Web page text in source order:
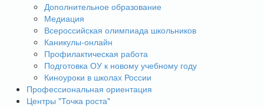
Дополнительное образование
Медиация
Всероссийская олимпиада школьников
Каникулы-онлайн
Профилактическая работа
Подготовка ОУ к новому учебному году
Киноуроки в школах России
Профессиональная ориентация
Центры "Точка роста"